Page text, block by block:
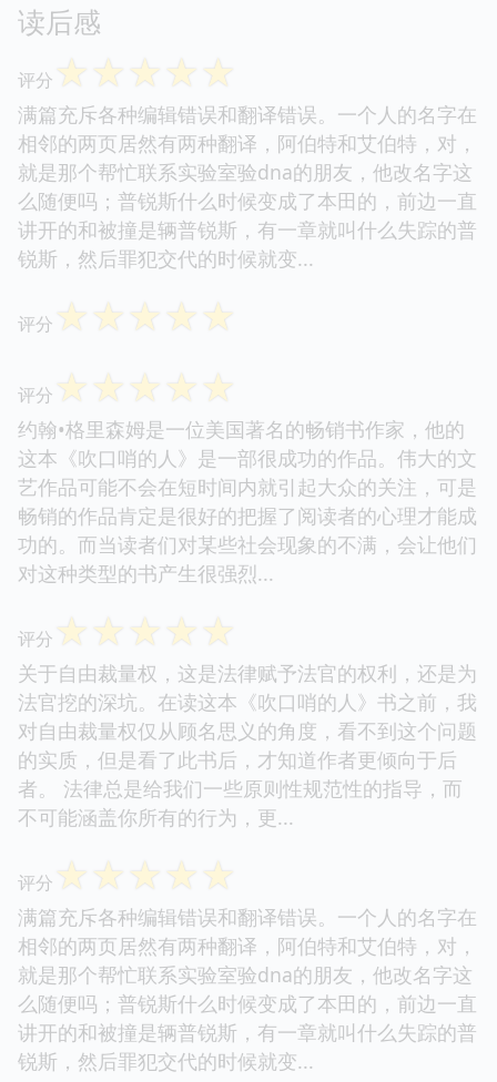
读后感
评分 ☆☆☆☆☆
满篇充斥各种编辑错误和翻译错误。一个人的名字在
相邻的两页居然有两种翻译，阿伯特和艾伯特，对，
就是那个帮忙联系实验室验dna的朋友，他改名字这
么随便吗；普锐斯什么时候变成了本田的，前边一直
讲开的和被撞是辆普锐斯，有一章就叫什么失踪的普
锐斯，然后罪犯交代的时候就变...
评分 ☆☆☆☆☆
评分 ☆☆☆☆☆
约翰•格里森姆是一位美国著名的畅销书作家，他的
这本《吹口哨的人》是一部很成功的作品。伟大的文
艺作品可能不会在短时间内就引起大众的关注，可是
畅销的作品肯定是很好的把握了阅读者的心理才能成
功的。而当读者们对某些社会现象的不满，会让他们
对这种类型的书产生很强烈...
评分 ☆☆☆☆☆
关于自由裁量权，这是法律赋予法官的权利，还是为
法官挖的深坑。在读这本《吹口哨的人》书之前，我
对自由裁量权仅从顾名思义的角度，看不到这个问题
的实质，但是看了此书后，才知道作者更倾向于后
者。 法律总是给我们一些原则性规范性的指导，而
不可能涵盖你所有的行为，更...
评分 ☆☆☆☆☆
满篇充斥各种编辑错误和翻译错误。一个人的名字在
相邻的两页居然有两种翻译，阿伯特和艾伯特，对，
就是那个帮忙联系实验室验dna的朋友，他改名字这
么随便吗；普锐斯什么时候变成了本田的，前边一直
讲开的和被撞是辆普锐斯，有一章就叫什么失踪的普
锐斯，然后罪犯交代的时候就变...